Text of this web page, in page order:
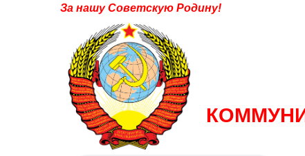
За нашу Советскую Родину!